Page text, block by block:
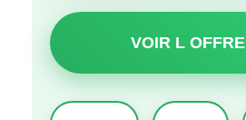
VOIR L OFFRE